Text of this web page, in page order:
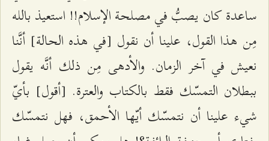
ساعدة كان يصبُّ في مصلحة الإسلام!! استعيذ بالله
مِن هذا القول، علينا أن نقول [في هذه الحالة] أنَّنا
نعيش في آخر الزمان. والأدهى مِن ذلك أنَّه يقول
ببطلان التمسّك فقط بالكتاب والعترة. [أقول] بأيّ
شيء علينا أن نتمسّك أيّها الأحمق، فهل نتمسّك